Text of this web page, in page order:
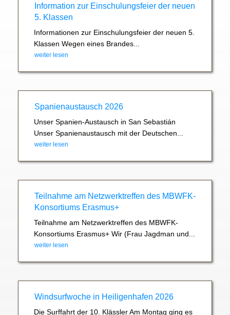
Information zur Einschulungsfeier der neuen
5. Klassen
Informationen zur Einschulungsfeier der neuen 5.
Klassen Wegen eines Brandes...
weiter lesen
Spanienaustausch 2026
Unser Spanien-Austausch in San Sebastián
Unser Spanienaustausch mit der Deutschen...
weiter lesen
Teilnahme am Netzwerktreffen des MBWFK-
Konsortiums Erasmus+
Teilnahme am Netzwerktreffen des MBWFK-
Konsortiums Erasmus+ Wir (Frau Jagdman und...
weiter lesen
Windsurfwoche in Heiligenhafen 2026
Die Surffahrt der 10. Klässler Am Montag ging es